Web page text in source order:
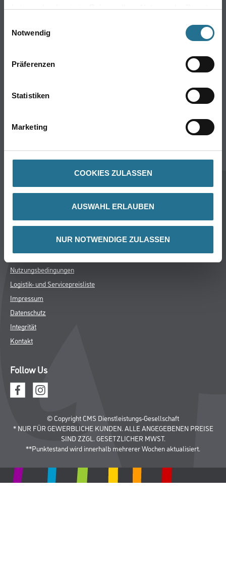
haben oder die sie im Rahmen Ihrer Nutzung der Dienste
Notwendig
Präferenzen
Statistiken
Marketing
COOKIES ZULASSEN
AUSWAHL ERLAUBEN
NUR NOTWENDIGE ZULASSEN
Trockenbau
Bodenbeläge
CMS Gruppe Company
Unternehmen
Karriere
AGB
Nutzungsbedingungen
Logistik- und Servicepreisliste
Impressum
Datenschutz
Integrität
Kontakt
Follow Us
© Copyright CMS Dienstleistungs-Gesellschaft
* NUR FÜR GEWERBLICHE KUNDEN. ALLE ANGEGEBENEN PREISE
SIND ZZGL. GESETZLICHER MWST.
**Punktestand wird innerhalb mehrerer Wochen aktualisiert.